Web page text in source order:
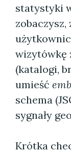
statystyki
wizytówkę
(katalogi,
umieść
schema
sygnały
Krótka